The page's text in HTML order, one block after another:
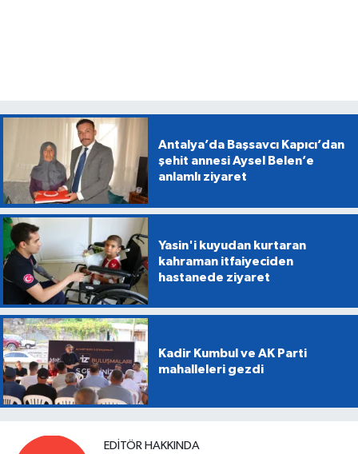
Antalya’da Başsavcı Kapıcı’dan
şehit annesi Aysel Belen’e
anlamlı ziyaret
Yasin'i kuyudan kurtaran
kahraman itfaiyeciden
hastanede ziyaret
Kadir Kumbul ve AK Parti
mahalleleri gezdi
EDITÖR HAKKINDA